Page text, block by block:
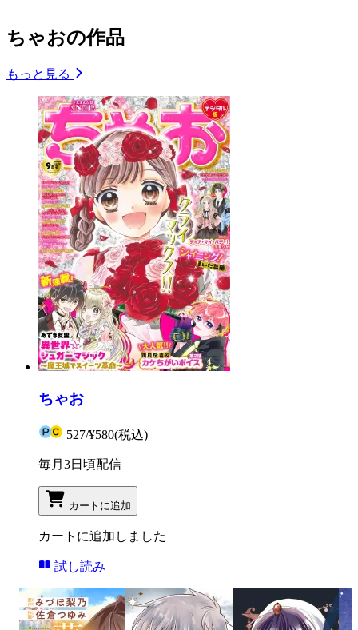
ちゃおの作品
もっと見る
ちゃお
527/¥580(税込)
毎月3日頃配信
カートに追加
カートに追加しました
試し読み